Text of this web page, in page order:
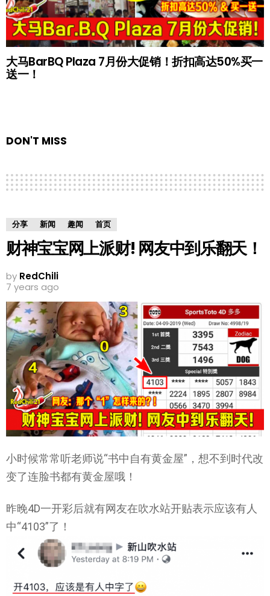
大马BarBQ Plaza 7月份大促销！折扣高达50%买一
送一！
DON'T MISS
分享 新闻 趣闻 首页
财神宝宝网上派财! 网友中到乐翻天！
by RedChili
7 years ago
小时候常常听老师说“书中自有黄金屋”，想不到时代改
变了连脸书都有黄金屋哦！
昨晚4D一开彩后就有网友在吹水站开贴表示应该有人
中“4103”了！